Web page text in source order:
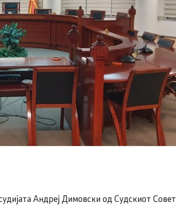
Андреј Димовски од Судскиот Совет